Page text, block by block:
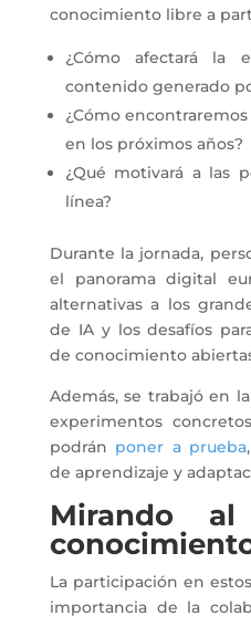
conocimiento libre a
¿Cómo afectará la
contenido generado
¿Cómo
en los próximos años?
¿Qué motivará a las
línea?
Durante la jornada,
el panorama digital
alternativas a los
de IA y los desafíos
de conocimiento
Además, se trabajó en
experimentos
podrán poner a prueba
de aprendizaje y
Mirando
La participación en
importancia de la